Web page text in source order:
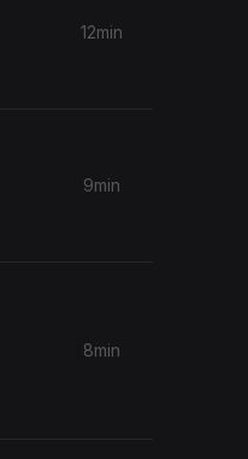
12min
9min
8min